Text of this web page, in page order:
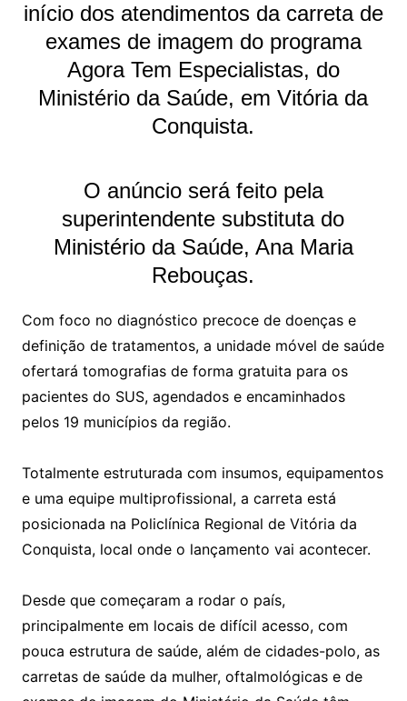
início dos atendimentos da carreta de
exames de imagem do programa
Agora Tem Especialistas, do
Ministério da Saúde, em Vitória da
Conquista.
O anúncio será feito pela
superintendente substituta do
Ministério da Saúde, Ana Maria
Rebouças.
Com foco no diagnóstico precoce de doenças e
definição de tratamentos, a unidade móvel de saúde
ofertará tomografias de forma gratuita para os
pacientes do SUS, agendados e encaminhados
pelos 19 municípios da região.
Totalmente estruturada com insumos, equipamentos
e uma equipe multiprofissional, a carreta está
posicionada na Policlínica Regional de Vitória da
Conquista, local onde o lançamento vai acontecer.
Desde que começaram a rodar o país,
principalmente em locais de difícil acesso, com
pouca estrutura de saúde, além de cidades-polo, as
carretas de saúde da mulher, oftalmológicas e de